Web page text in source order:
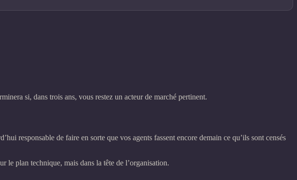
si, dans trois ans, vous restez un acteur de marché pertinent.
responsable de faire en sorte que vos agents fassent encore demain ce qu’ils sont censés
le plan technique, mais dans la tête de l’organisation.